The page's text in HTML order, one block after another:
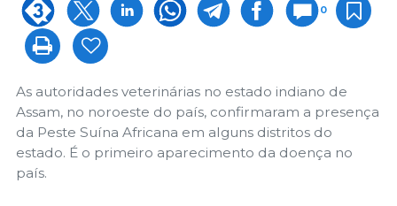
0
As autoridades veterinárias no estado indiano de
Assam, no noroeste do país, confirmaram a presença
da Peste Suína Africana em alguns distritos do
estado. É o primeiro aparecimento da doença no
país.